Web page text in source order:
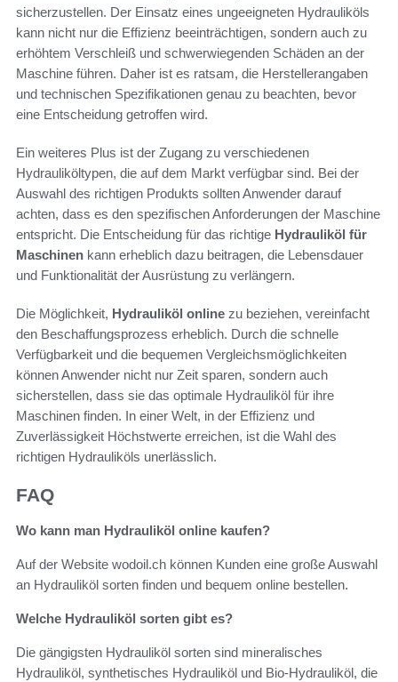
sicherzustellen. Der Einsatz eines ungeeigneten Hydrauliköls
kann nicht nur die Effizienz beeinträchtigen, sondern auch zu
erhöhtem Verschleiß und schwerwiegenden Schäden an der
Maschine führen. Daher ist es ratsam, die Herstellerangaben
und technischen Spezifikationen genau zu beachten, bevor
eine Entscheidung getroffen wird.
Ein weiteres Plus ist der Zugang zu verschiedenen
Hydrauliköltypen, die auf dem Markt verfügbar sind. Bei der
Auswahl des richtigen Produkts sollten Anwender darauf
achten, dass es den spezifischen Anforderungen der Maschine
entspricht. Die Entscheidung für das richtige Hydrauliköl für
Maschinen kann erheblich dazu beitragen, die Lebensdauer
und Funktionalität der Ausrüstung zu verlängern.
Die Möglichkeit, Hydrauliköl online zu beziehen, vereinfacht
den Beschaffungsprozess erheblich. Durch die schnelle
Verfügbarkeit und die bequemen Vergleichsmöglichkeiten
können Anwender nicht nur Zeit sparen, sondern auch
sicherstellen, dass sie das optimale Hydrauliköl für ihre
Maschinen finden. In einer Welt, in der Effizienz und
Zuverlässigkeit Höchstwerte erreichen, ist die Wahl des
richtigen Hydrauliköls unerlässlich.
FAQ
Wo kann man Hydrauliköl online kaufen?
Auf der Website wodoil.ch können Kunden eine große Auswahl
an Hydrauliköl sorten finden und bequem online bestellen.
Welche Hydrauliköl sorten gibt es?
Die gängigsten Hydrauliköl sorten sind mineralisches
Hydrauliköl, synthetisches Hydrauliköl und Bio-Hydrauliköl, die